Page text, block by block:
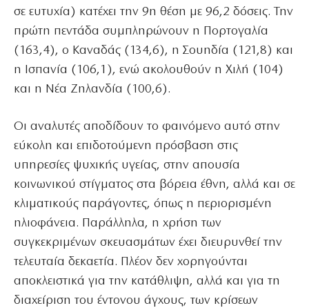
σε ευτυχία) κατέχει την 9η θέση με 96,2 δόσεις. Την
πρώτη πεντάδα συμπληρώνουν η Πορτογαλία
(163,4), ο Καναδάς (134,6), η Σουηδία (121,8) και
η Ισπανία (106,1), ενώ ακολουθούν η Χιλή (104)
και η Νέα Ζηλανδία (100,6).
Οι αναλυτές αποδίδουν το φαινόμενο αυτό στην
εύκολη και επιδοτούμενη πρόσβαση στις
υπηρεσίες ψυχικής υγείας, στην απουσία
κοινωνικού στίγματος στα βόρεια έθνη, αλλά και σε
κλιματικούς παράγοντες, όπως η περιορισμένη
ηλιοφάνεια. Παράλληλα, η χρήση των
συγκεκριμένων σκευασμάτων έχει διευρυνθεί την
τελευταία δεκαετία. Πλέον δεν χορηγούνται
αποκλειστικά για την κατάθλιψη, αλλά και για τη
διαχείριση του έντονου άγχους, των κρίσεων